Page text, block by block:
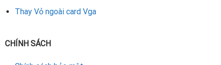
Thay Vỏ ngoài card Vga
CHÍNH SÁCH